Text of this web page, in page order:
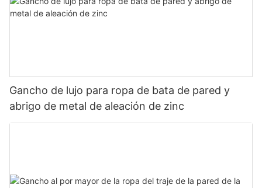
Gancho de lujo para ropa de bata de pared y
abrigo de metal de aleación de zinc